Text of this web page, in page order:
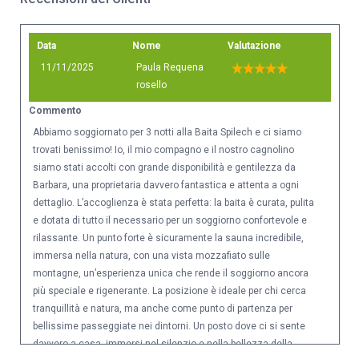
Data
11/11/2025
Nome
Paula Requena
rosello
Valutazione
Commento
Abbiamo soggiornato per 3 notti alla Baita Spilech e ci siamo
trovati benissimo! Io, il mio compagno e il nostro cagnolino
siamo stati accolti con grande disponibilità e gentilezza da
Barbara, una proprietaria davvero fantastica e attenta a ogni
dettaglio. L’accoglienza è stata perfetta: la baita è curata, pulita
e dotata di tutto il necessario per un soggiorno confortevole e
rilassante. Un punto forte è sicuramente la sauna incredibile,
immersa nella natura, con una vista mozzafiato sulle
montagne, un’esperienza unica che rende il soggiorno ancora
più speciale e rigenerante. La posizione è ideale per chi cerca
tranquillità e natura, ma anche come punto di partenza per
bellissime passeggiate nei dintorni. Un posto dove ci si sente
davvero a casa, immersi nel silenzio e nella bellezza della